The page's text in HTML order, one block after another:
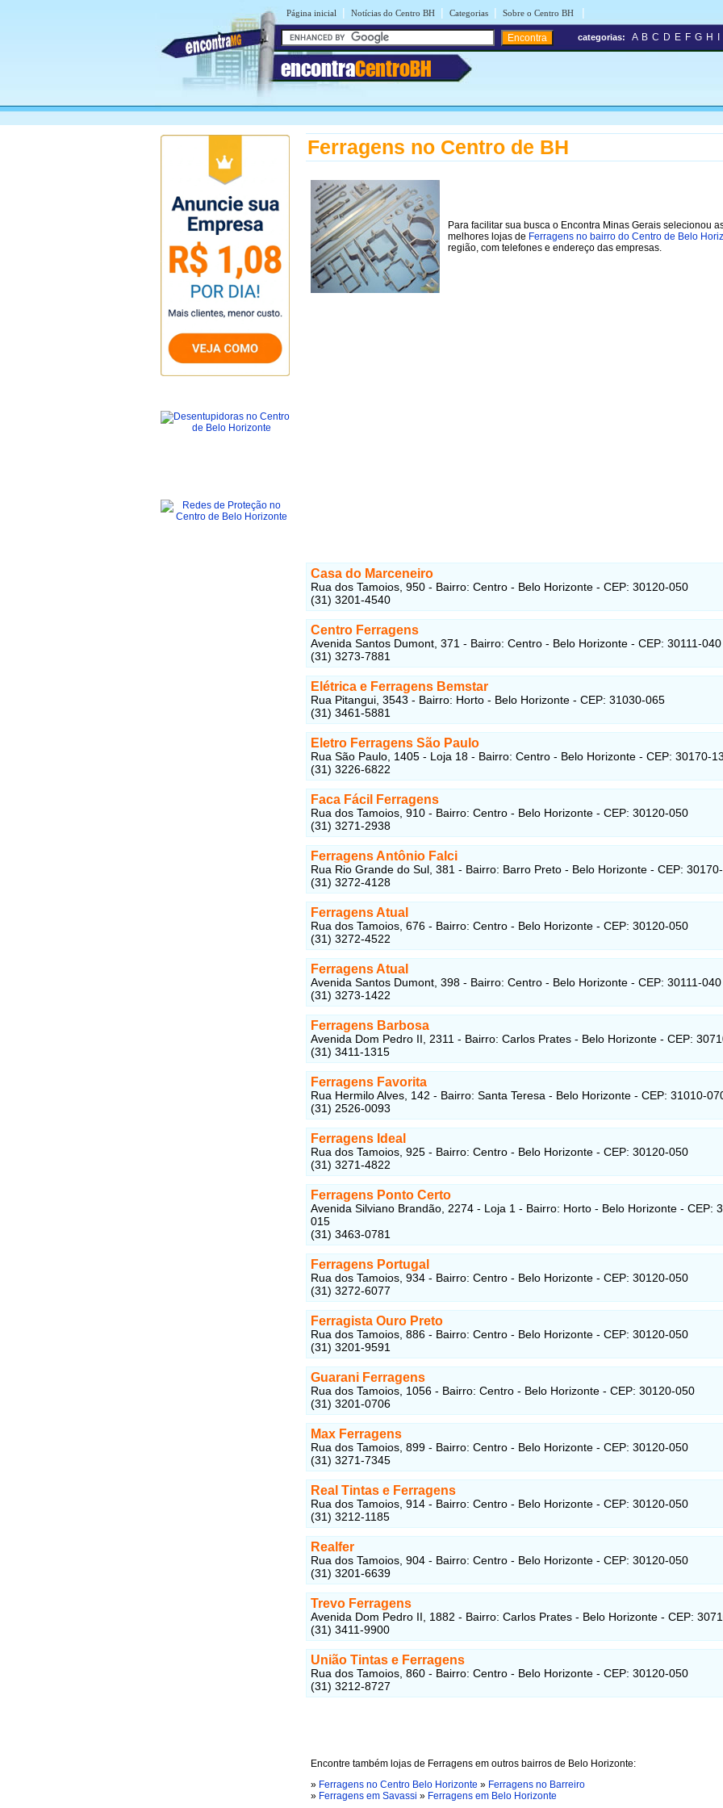
Página inicial | Notícias do Centro BH | Categorias | Sobre o Centro BH |
encontraCentroBH
categorias: A B C D E F G H
Ferragens no Centro de BH
Para facilitar sua busca o Encontra Minas Gerais selecionou
melhores lojas de Ferragens no bairro do Centro de Belo
região, com telefones e endereço das empresas.
Casa do Marceneiro
Rua dos Tamoios, 950 - Bairro: Centro - Belo Horizonte - CEP: 30120-050
(31) 3201-4540
Centro Ferragens
Avenida Santos Dumont, 371 - Bairro: Centro - Belo Horizonte - CEP: 30111-040
(31) 3273-7881
Elétrica e Ferragens Bemstar
Rua Pitangui, 3543 - Bairro: Horto - Belo Horizonte - CEP: 31030-065
(31) 3461-5881
Eletro Ferragens São Paulo
Rua São Paulo, 1405 - Loja 18 - Bairro: Centro - Belo Horizonte - CEP: 30170-
(31) 3226-6822
Faca Fácil Ferragens
Rua dos Tamoios, 910 - Bairro: Centro - Belo Horizonte - CEP: 30120-050
(31) 3271-2938
Ferragens Antônio Falci
Rua Rio Grande do Sul, 381 - Bairro: Barro Preto - Belo Horizonte - CEP:
(31) 3272-4128
Ferragens Atual
Rua dos Tamoios, 676 - Bairro: Centro - Belo Horizonte - CEP: 30120-050
(31) 3272-4522
Ferragens Atual
Avenida Santos Dumont, 398 - Bairro: Centro - Belo Horizonte - CEP: 30111-040
(31) 3273-1422
Ferragens Barbosa
Avenida Dom Pedro II, 2311 - Bairro: Carlos Prates - Belo Horizonte - CEP:
(31) 3411-1315
Ferragens Favorita
Rua Hermilo Alves, 142 - Bairro: Santa Teresa - Belo Horizonte - CEP: 31010-
(31) 2526-0093
Ferragens Ideal
Rua dos Tamoios, 925 - Bairro: Centro - Belo Horizonte - CEP: 30120-050
(31) 3271-4822
Ferragens Ponto Certo
Avenida Silviano Brandão, 2274 - Loja 1 - Bairro: Horto - Belo Horizonte - CEP:
015
(31) 3463-0781
Ferragens Portugal
Rua dos Tamoios, 934 - Bairro: Centro - Belo Horizonte - CEP: 30120-050
(31) 3272-6077
Ferragista Ouro Preto
Rua dos Tamoios, 886 - Bairro: Centro - Belo Horizonte - CEP: 30120-050
(31) 3201-9591
Guarani Ferragens
Rua dos Tamoios, 1056 - Bairro: Centro - Belo Horizonte - CEP: 30120-050
(31) 3201-0706
Max Ferragens
Rua dos Tamoios, 899 - Bairro: Centro - Belo Horizonte - CEP: 30120-050
(31) 3271-7345
Real Tintas e Ferragens
Rua dos Tamoios, 914 - Bairro: Centro - Belo Horizonte - CEP: 30120-050
(31) 3212-1185
Realfer
Rua dos Tamoios, 904 - Bairro: Centro - Belo Horizonte - CEP: 30120-050
(31) 3201-6639
Trevo Ferragens
Avenida Dom Pedro II, 1882 - Bairro: Carlos Prates - Belo Horizonte - CEP:
(31) 3411-9900
União Tintas e Ferragens
Rua dos Tamoios, 860 - Bairro: Centro - Belo Horizonte - CEP: 30120-050
(31) 3212-8727
Encontre também lojas de Ferragens em outros bairros de Belo Horizonte:
» Ferragens no Centro Belo Horizonte » Ferragens no Barreiro
» Ferragens em Savassi » Ferragens em Belo Horizonte